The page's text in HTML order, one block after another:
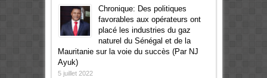
Chronique: Des politiques
favorables aux opérateurs ont
placé les industries du gaz
naturel du Sénégal et de la
Mauritanie sur la voie du succès (Par NJ
Ayuk)
5 juillet 2022